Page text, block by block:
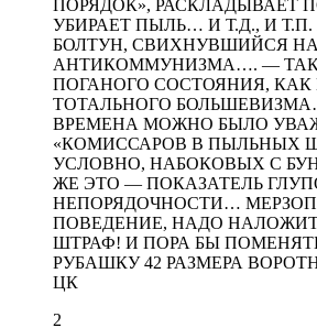
ПОРЯДОК», РАСКЛАДЫВАЕТ
УБИРАЕТ ПЫЛЬ… И Т.Д., И
БОЛТУН, СВИХНУВШИЙСЯ
АНТИКОММУНИЗМА…. —
ПОГАНОГО СОСТОЯНИЯ, КАК
ТОТАЛЬНОГО
ВРЕМЕНА МОЖНО БЫЛО
«КОМИССАРОВ В ПЫЛЬНЫХ
УСЛОВНО, НАБОКОВЫХ С
ЖЕ ЭТО — ПОКАЗАТЕЛЬ
НЕПОРЯДОЧНОСТИ…
ПОВЕДЕНИЕ, НАДО
ШТРАФ! И ПОРА БЫ
РУБАШКУ 42 РАЗМЕРА
ЦК
2